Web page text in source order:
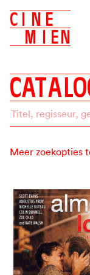
C I N E
M I EN
CATALO
Meer zoekopties
ALLES
BIOSCOOP
DVD
Label
ALLE